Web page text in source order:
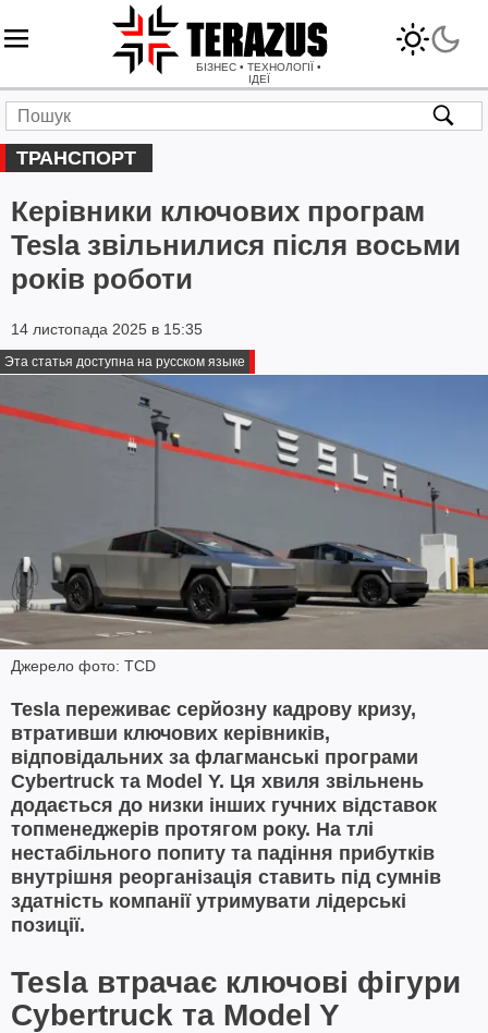
БІЗНЕС • ТЕХНОЛОГІЇ •
ІДЕЇ
ТРАНСПОРТ
Керівники ключових програм
Tesla звільнилися після восьми
років роботи
14 листопада 2025 в 15:35
Эта статья доступна на русском языке
Джерело фото: TCD
Tesla переживає серйозну кадрову кризу,
втративши ключових керівників,
відповідальних за флагманські програми
Cybertruck та Model Y. Ця хвиля звільнень
додається до низки інших гучних відставок
топменеджерів протягом року. На тлі
нестабільного попиту та падіння прибутків
внутрішня реорганізація ставить під сумнів
здатність компанії утримувати лідерські
позиції.
Tesla втрачає ключові фігури
Cybertruck та Model Y